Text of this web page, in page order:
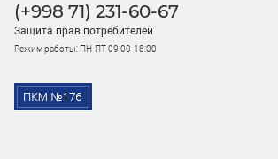
(+998 71) 231-60-67
Защита прав потребителей
Режим работы: ПН-ПТ 09:00-18:00